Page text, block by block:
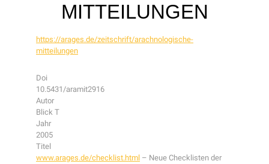
MITTEILUNGEN
https://arages.de/zeitschrift/arachnologische-
mitteilungen
Doi
10.5431/aramit2916
Autor
Blick T
Jahr
2005
Titel
www.arages.de/checklist.html – Neue Checklisten der